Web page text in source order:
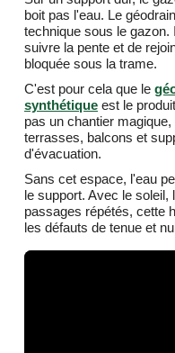
boit pas l'eau. Le
technique sous le gazon.
suivre la pente et de
bloquée sous la trame.
C'est pour cela que le
synthétique est le
pas un chantier
terrasses, balcons et
d'évacuation.
Sans cet espace, l'eau
le support. Avec le
passages répétés, cette
les défauts de tenue et